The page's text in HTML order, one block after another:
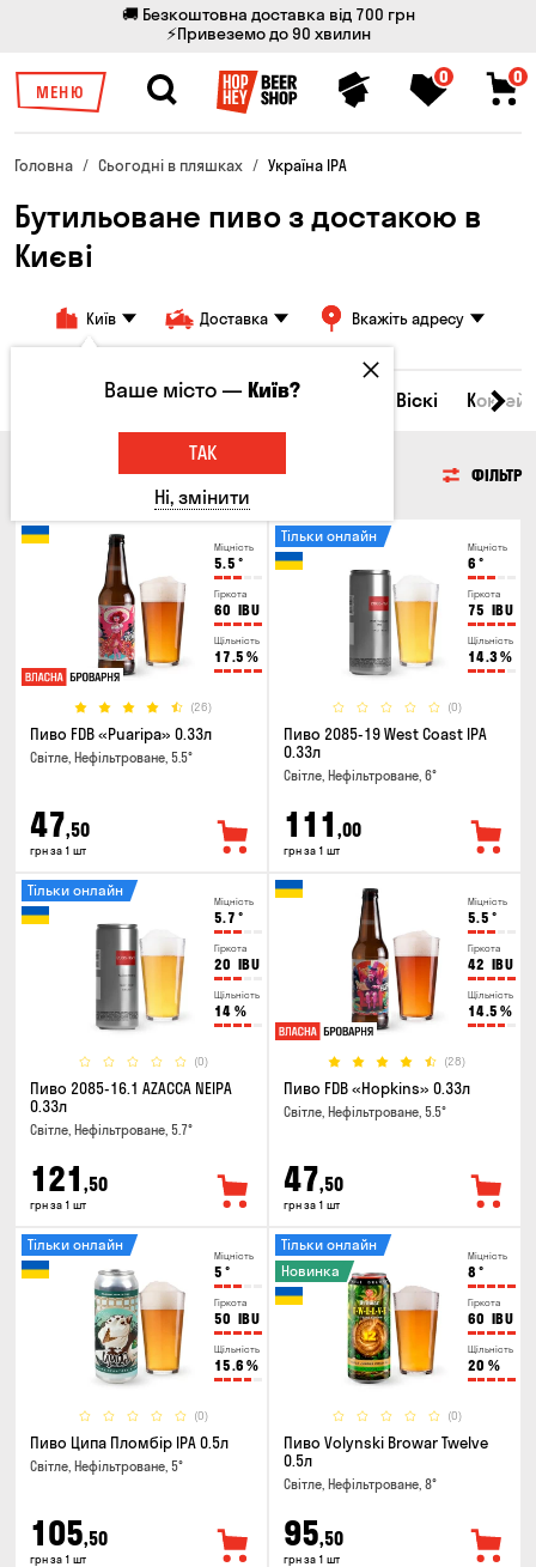
🚚 Безкоштовна доставка від 700 грн
⚡Привеземо до 90 хвилин
МЕНЮ
0 0
Головна Сьогодні в пляшках Україна IPA
Бутильоване пиво з достакою в
Києві
Київ Доставка Вкажіть адресу
Всі товари Пиво Сидр Віскі
ФІЛЬТР
Міцність
5.5 °
Гіркота
60 IBU
Щільність
17.5 %
(26)
Пиво FDB «Puaripa» 0.33л
Світле, Нефільтроване, 5.5°
47,50
грн за 1 шт
Міцність
6 °
Гіркота
75 IBU
Щільність
14.3%
(0)
Тільки онлайн
Пиво 2085-19 West Coast IPA
0.33л
Світле, Нефільтроване, 6°
111 ,00
грн за 1 шт
Міцність
5.7 °
Гіркота
20 IBU
Щільність
14 %
(0)
Тільки онлайн
Пиво 2085-16.1 AZACCA NEIPA
0.33л
Світле, Нефільтроване, 5.7°
121 ,50
грн за 1 шт
Міцність
5.5 °
Гіркота
42 IBU
Щільність
14.5 %
(28)
Пиво FDB «Hopkins» 0.33л
Світле, Нефільтроване, 5.5°
47,50
грн за 1 шт
Міцність
5 °
Гіркота
50 IBU
Щільність
15.6 %
(0)
Тільки онлайн
Пиво Ципа Пломбір IPA 0.5л
Світле, Нефільтроване, 5°
105,50
грн за 1 шт
Міцність
8 °
Гіркота
60 IBU
Щільність
20 %
(0)
Тільки онлайн
Новинка
Пиво Volynski Browar Twelve
0.5л
Світле, Нефільтроване, 8°
95,50
грн за 1 шт
Ваше місто —Київ?
ТАК
Ні, змінити